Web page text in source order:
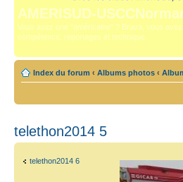
AMERISUD-
Vous avez une "américaine" ? Bravo, vous
compétence, reportages et technique.
Index du forum ‹ Albums photos ‹
telethon2014 5
telethon2014 6